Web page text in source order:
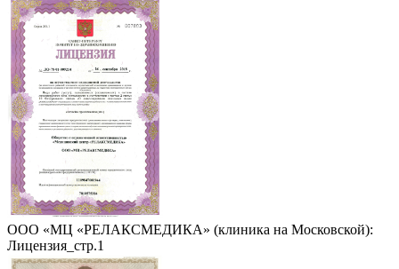
ООО «МЦ «РЕЛАКСМЕДИКА» (клиника на Московской):
Лицензия_стр.1